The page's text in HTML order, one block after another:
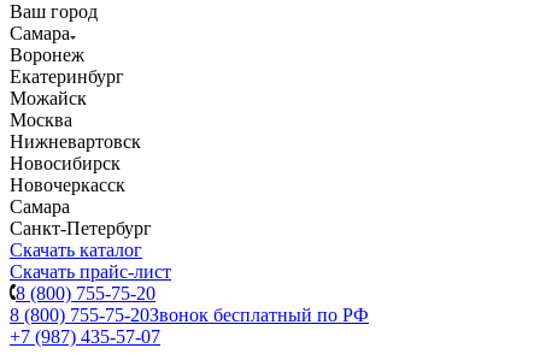
Ваш город
Самара
Воронеж
Екатеринбург
Можайск
Москва
Нижневартовск
Новосибирск
Новочеркасск
Самара
Санкт-Петербург
Скачать каталог
Скачать прайс-лист
8 (800) 755-75-20
8 (800) 755-75-20Звонок бесплатный по РФ
+7 (987) 435-57-07